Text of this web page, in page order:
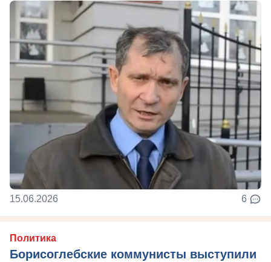
15.06.2026 6
Политика
Борисоглебские коммунисты выступили